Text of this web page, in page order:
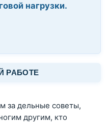
нагрузки.
РАБОТЕ
за дельные советы,
другим, кто